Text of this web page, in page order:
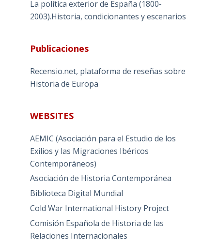
La política exterior de España (1800-
2003).Historia, condicionantes y escenarios
Publicaciones
Recensio.net, plataforma de reseñas sobre
Historia de Europa
WEBSITES
AEMIC (Asociación para el Estudio de los
Exilios y las Migraciones Ibéricos
Contemporáneos)
Asociación de Historia Contemporánea
Biblioteca Digital Mundial
Cold War International History Project
Comisión Española de Historia de las
Relaciones Internacionales